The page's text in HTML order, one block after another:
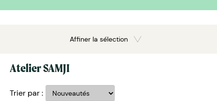
Affiner la sélection
Atelier SAMJI
Trier par :